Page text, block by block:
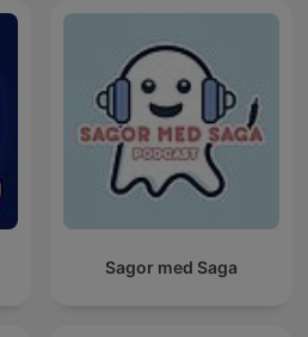
Sagor med Saga